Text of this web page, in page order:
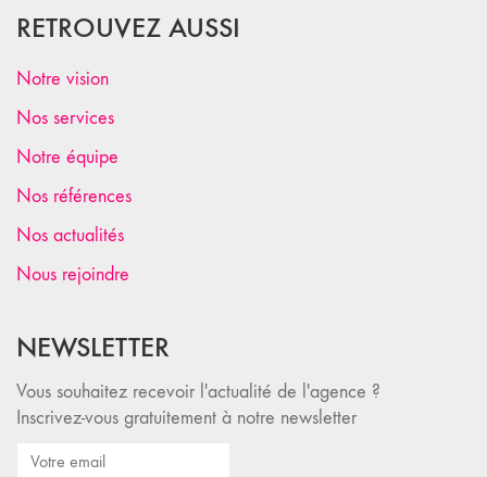
RETROUVEZ AUSSI
Notre vision
Nos services
Notre équipe
Nos références
Nos actualités
Nous rejoindre
NEWSLETTER
Vous souhaitez recevoir l'actualité de l'agence ?
Inscrivez-vous gratuitement à notre newsletter